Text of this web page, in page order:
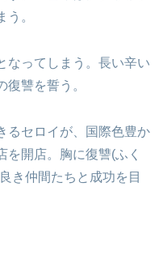
。
なってしまう。長い辛い
讐を誓う。
るセロイが、国際色豊か
を開店。胸に復讐(ふく
き仲間たちと成功を目